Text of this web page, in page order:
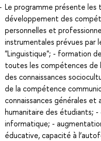
Le programme présente les
développement des
personnelles et
instrumentales prévues par
"Linguistique"; - formation
toutes les compétences de
des connaissances
de la compétence
connaissances générales et
humanitaire des étudiants;
informatique; -
éducative, capacité à